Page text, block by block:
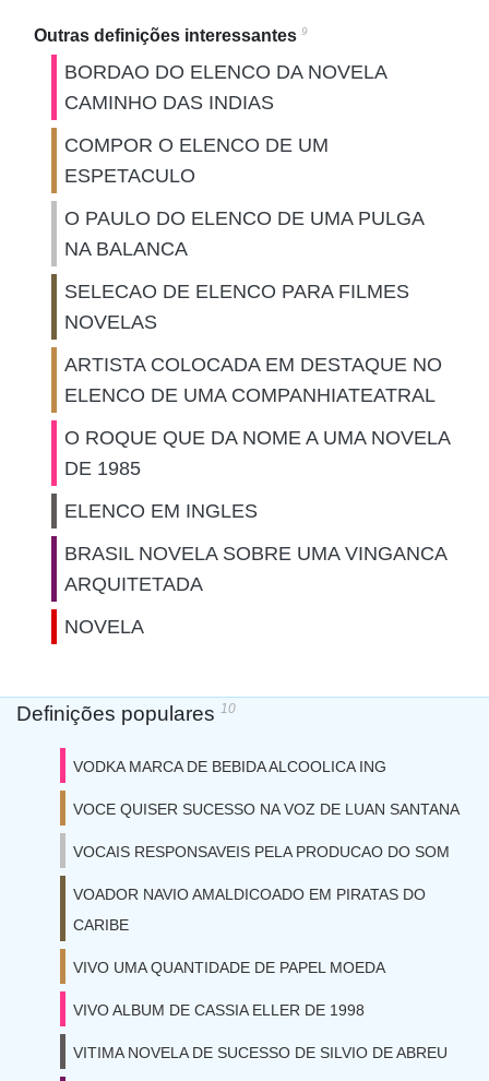
Outras definições interessantes 9
BORDAO DO ELENCO DA NOVELA
CAMINHO DAS INDIAS
COMPOR O ELENCO DE UM
ESPETACULO
O PAULO DO ELENCO DE UMA PULGA
NA BALANCA
SELECAO DE ELENCO PARA FILMES
NOVELAS
ARTISTA COLOCADA EM DESTAQUE NO
ELENCO DE UMA COMPANHIATEATRAL
O ROQUE QUE DA NOME A UMA NOVELA
DE 1985
ELENCO EM INGLES
BRASIL NOVELA SOBRE UMA VINGANCA
ARQUITETADA
NOVELA
Definições populares 10
VODKA MARCA DE BEBIDA ALCOOLICA ING
VOCE QUISER SUCESSO NA VOZ DE LUAN SANTANA
VOCAIS RESPONSAVEIS PELA PRODUCAO DO SOM
VOADOR NAVIO AMALDICOADO EM PIRATAS DO
CARIBE
VIVO UMA QUANTIDADE DE PAPEL MOEDA
VIVO ALBUM DE CASSIA ELLER DE 1998
VITIMA NOVELA DE SUCESSO DE SILVIO DE ABREU